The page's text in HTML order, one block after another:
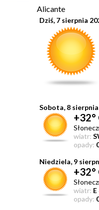
Alicante
Dziś, 7 sierpnia
Sobota, 8
+32°
wiatr:
opady:
Niedziela, 9
+32°
wiatr:
opady: